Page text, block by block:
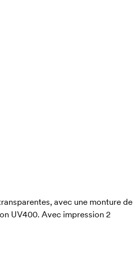
avec une monture de
UV400. Avec impression 2